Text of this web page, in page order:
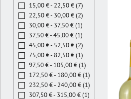
15,00 € - 22,50 € (7)
22,50 € - 30,00 € (2)
30,00 € - 37,50 € (1)
37,50 € - 45,00 € (1)
45,00 € - 52,50 € (2)
75,00 € - 82,50 € (1)
97,50 € - 105,00 € (1)
172,50 € - 180,00 € (1)
232,50 € - 240,00 € (1)
307,50 € - 315,00 € (1)